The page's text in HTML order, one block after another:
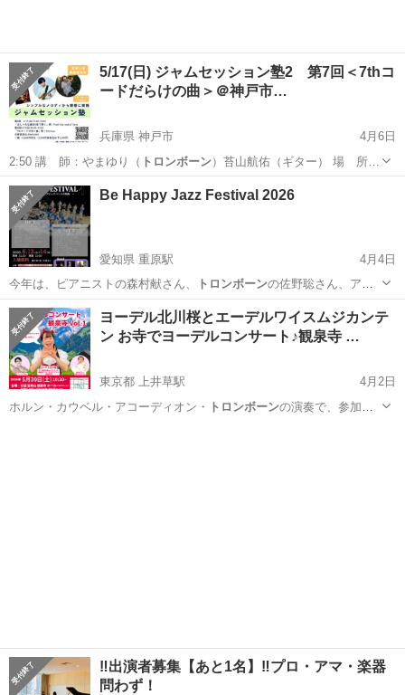
5/17(日) ジャムセッション塾2 第7回＜7thコ
ードだらけの曲＞＠神戸市…
兵庫県 神戸市
4月6日
2:50 講 師：やまゆり（ トロンボーン ）苔山航佑（ギター） 場 所…
兵庫 神戸市
Be Happy Jazz Festival 2026
愛知県 重原駅
4月4日
今年は、ピアニストの森村献さん、
トロンボーンの佐野聡さん、アレ
ンジャーの内堀勝…
愛知 知立市 重原駅 コンサート/ショー ビッグバンド
ヨーデル北川桜とエーデルワイスムジカンテ
ン お寺でヨーデルコンサート♪観泉寺 …
東京都 上井草駅
4月2日
ホルン・カウベル・アコーディオン・
トロンボーンの演奏で、参加型
‼️出演者募集【あと1名】‼️プロ・アマ・楽器
問わず！